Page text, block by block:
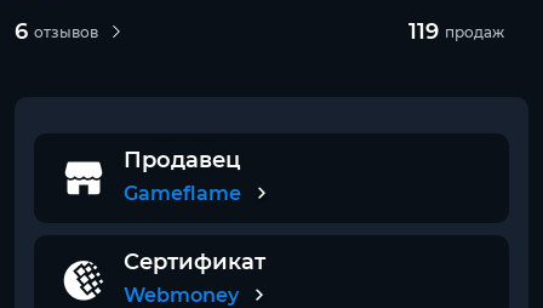
6 отзывов 119 продаж
Продавец
Gameflame
Сертификат
Webmoney